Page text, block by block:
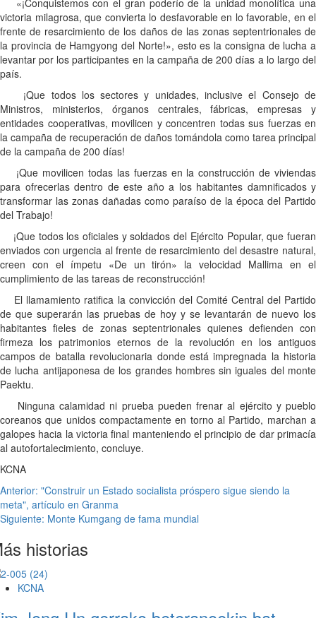
victoria milagrosa, que convierta lo desfavorable en lo favorable, en el
frente de resarcimiento de los daños de las zonas septentrionales de
la provincia de Hamgyong del Norte!», esto es la consigna de lucha a
levantar por los participantes en la campaña de 200 días a lo largo del
país.
¡Que todos los sectores y unidades, inclusive el Consejo de
Ministros, ministerios, órganos centrales, fábricas, empresas y
entidades cooperativas, movilicen y concentren todas sus fuerzas en
la campaña de recuperación de daños tomándola como tarea principal
de la campaña de 200 días!
¡Que movilicen todas las fuerzas en la construcción de viviendas
para ofrecerlas dentro de este año a los habitantes damnificados y
transformar las zonas dañadas como paraíso de la época del Partido
del Trabajo!
¡Que todos los oficiales y soldados del Ejército Popular, que fueran
enviados con urgencia al frente de resarcimiento del desastre natural,
creen con el ímpetu «De un tirón» la velocidad Mallima en el
cumplimiento de las tareas de reconstrucción!
El llamamiento ratifica la convicción del Comité Central del Partido
de que superarán las pruebas de hoy y se levantarán de nuevo los
habitantes fieles de zonas septentrionales quienes defienden con
firmeza los patrimonios eternos de la revolución en los antiguos
campos de batalla revolucionaria donde está impregnada la historia
de lucha antijaponesa de los grandes hombres sin iguales del monte
Paektu.
Ninguna calamidad ni prueba pueden frenar al ejército y pueblo
coreanos que unidos compactamente en torno al Partido, marchan a
galopes hacia la victoria final manteniendo el principio de dar primacía
al autofortalecimiento, concluye.
KCNA
Navegación
de
entradas
Anterior: "Construir un Estado socialista próspero sigue siendo la
meta", artículo en Granma
Siguiente: Monte Kumgang de fama mundial
historias
KCNA